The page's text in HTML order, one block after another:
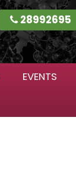
28992695
EVENTS